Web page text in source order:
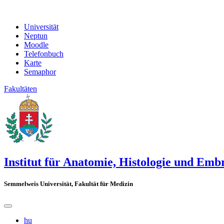
Universität
Neptun
Moodle
Telefonbuch
Karte
Semaphor
Fakultäten
Institut für Anatomie, Histologie und
Semmelweis Universität, Fakultät für Medizin
hu